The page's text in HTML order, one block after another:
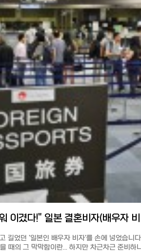
싸게 나오는 경우가 많아, 묶음 구매가 더
엔 이상이면 무료 배송. 8,000엔 미만인 경
.
화장품 확인하기
는 일본에서 한국화장품 싸게 사기, 추천 온라
료를 총정리해 봤습니다.
도 한국의 다양한 화장품을 구매할 수 있게
하는 제품을 더 저렴하게 구입해 보세요^^ ・
최대 규모의 드러그스토어. 다양한 제품 구비 ・
패션 온라인 쇼핑몰. 패션과 화장품을 한 번에
풍부하고 프로모션이 많음 ・사조: 일본 온라인
유명한 한국 구매 대행 사이트 ・아마존: 아마존
일 내에 도착하며 배송비도 저렴 ・라쿠텐 시장:
~3일 내에 도착하며 배송비도 저렴 ・디홀릭:
하고 배송이 빠름 ・스타일코리안: 브랜드 공식
량 구매가 이득
한국옷 싸게 사기, 여성 의류/패션 쇼핑몰 추천 11
는 김치 사는 법과 현지
퍼, 인터넷) https://korean.co.jp/life2/34 [일
주 한국인 추천 6사의 속도와 요금, 직접 써 본 후
행, 화재보험까지
중요합니다. 세련되고 정돈된 맛집 탐방에
(오바상)가 주머니에서 사탕을 꺼내 주신다면,
것입니다! 맺음말 도쿄는 세련된
사람 사는 냄새 나는 정을 느낄 수 있는 곳입니
타일이 더 끌리시나요? 다음에 일본을
사람들의 이런 미묘한 차이를 직접 경험해 보시길
면 추천과 댓글 부탁드립니다! 여러분이 경험
점도 궁금해요! #일본여행 #도쿄오사카차이
격 #오사카사람성격 #관서벤 #일본사투리 #
#도쿄여행팁 #오사카여행팁
Pay)와 통합되면서 거의 모든 곳에서 사용
동네에서 PayPay로 결제하면 20~30% 환급"
자주 진행합니다. 외식비와 생필품 값을 엄청나
活)'란?
(ポイ活)'**라는 말이 있습니다. '포인트 활동'의
적으로 쌓아 현금처럼 사용하는 재테크를
트 적립률이 한국보다 높고 종류도 다양합니다. 꼭
리마트, 웰시아
포인트: '라쿠텐
정도입니다. 라쿠텐 모바일, 라쿠텐 카드, 라쿠
기하급수적으로 쌓입니다. Ponta(폰타)
을 자주 간다면 필수입니다. ???? 거주자
인트 카드 있으신가요?(Pointo ka-do wa
당황하지 마세요. 앱 바코드만 보여주면 됩니다.
치를 1.5배로 만드는 법 이건 정말 실제
정보인데요. 매월 20일, 드럭스토어 **'웰시아
인트를 사용할 때 그 가치를 1.5배로 인정해 줍
엔어치 쇼핑 가능! 이날을 위해 한 달
생필품을 쟁여두는 것이 일본 자취생들의 생존
집 등): 여전히 식권
받는 경우가 많습니다. 병원 및 조제 약국:
하고는 현금 결제만 고수하는 곳이 많으니
"서류
길었던 '일본인 배우자 비자'를 손에 넣었습니
때의 그 막막함이란... 하지만 차근차근 준비하